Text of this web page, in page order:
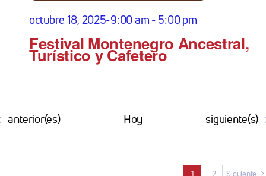
Festival Montenegro Ancestral,
Turístico y Cafetero
octubre 18, 2025-9:00 am-5:00 pm
Eventos
anterior(es) Hoy Eventos
siguiente(s)
1 2 Siguiente